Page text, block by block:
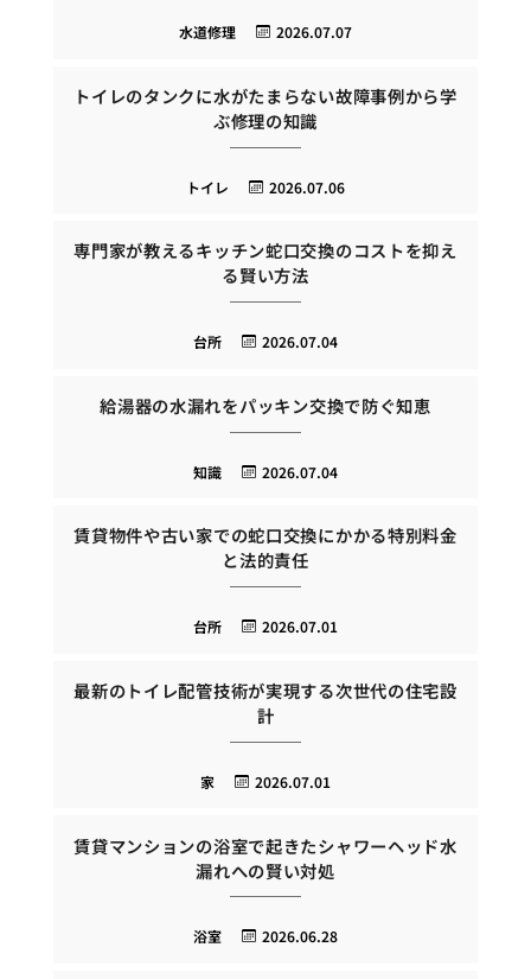
2026.07.07
水道修理
トイレのタンクに水がたまらない故障事例から学
ぶ修理の知識
2026.07.06
トイレ
専門家が教えるキッチン蛇口交換のコストを抑え
る賢い方法
2026.07.04
台所
給湯器の水漏れをパッキン交換で防ぐ知恵
2026.07.04
知識
賃貸物件や古い家での蛇口交換にかかる特別料金
と法的責任
2026.07.01
台所
最新のトイレ配管技術が実現する次世代の住宅設
計
2026.07.01
家
賃貸マンションの浴室で起きたシャワーヘッド水
漏れへの賢い対処
2026.06.28
浴室